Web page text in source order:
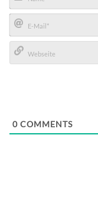
Name*
E-
Mail*
0 COMMENTS